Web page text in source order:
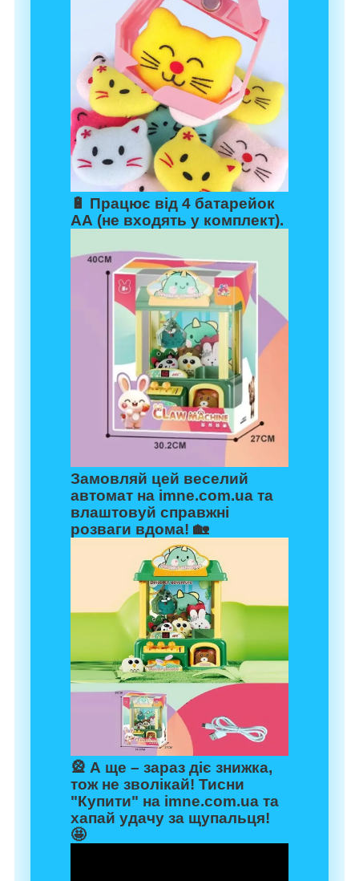
🔋 Працює від 4 батарейок
АА (не входять у комплект).
Замовляй цей веселий
автомат на imne.com.ua та
влаштовуй справжні
розваги вдома! 🏡
🎡 А ще – зараз діє знижка,
тож не зволікай! Тисни
"Купити" на imne.com.ua та
хапай удачу за щупальця!
🤩